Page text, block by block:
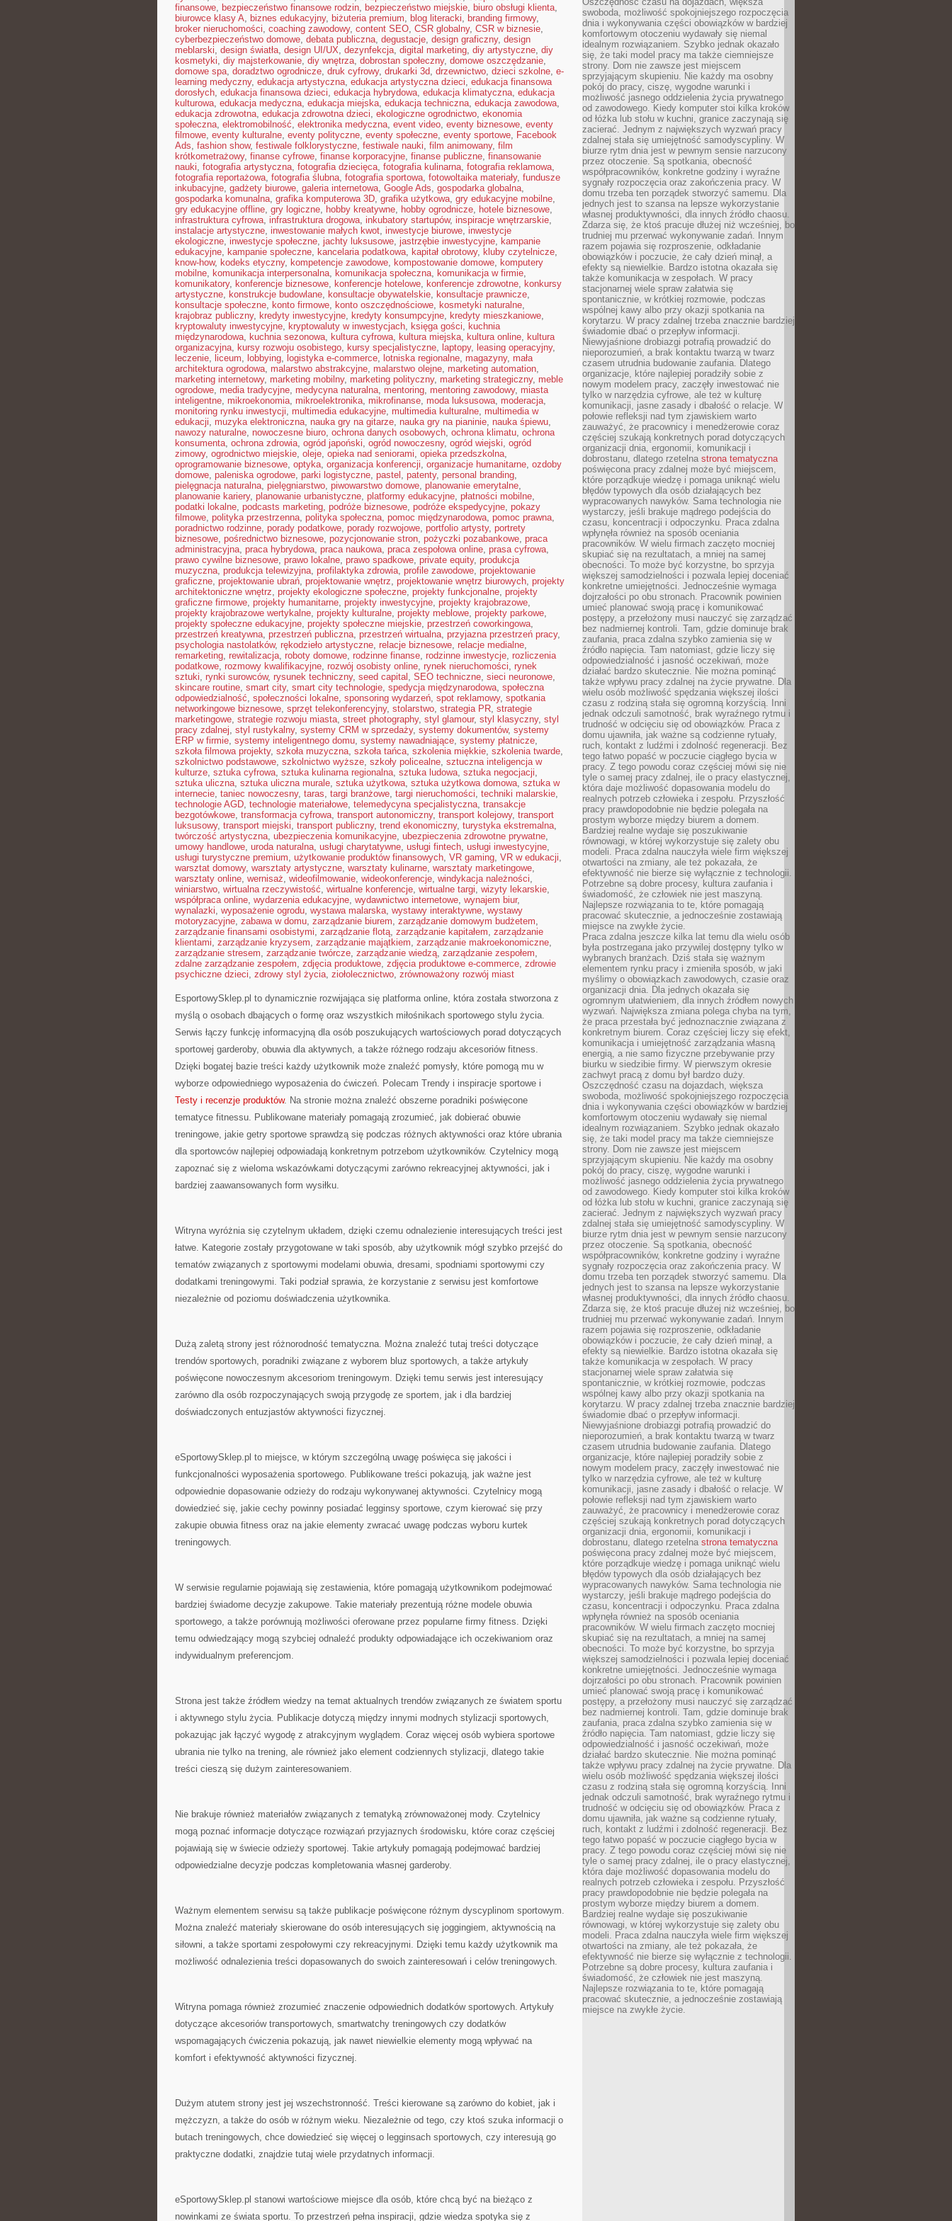
finansowe, bezpieczeństwo finansowe rodzin, bezpieczeństwo miejskie, biuro obsługi klienta,
biurowce klasy A, biznes edukacyjny, biżuteria premium, blog literacki, branding firmowy,
broker nieruchomości, coaching zawodowy, content SEO, CSR globalny, CSR w biznesie,
cyberbezpieczeństwo domowe, debata publiczna, degustacje, design graficzny, design
meblarski, design światła, design UI/UX, dezynfekcja, digital marketing, diy artystyczne, diy
kosmetyki, diy majsterkowanie, diy wnętrza, dobrostan społeczny, domowe oszczędzanie,
domowe spa, doradztwo ogrodnicze, druk cyfrowy, drukarki 3d, drzewnictwo, dzieci szkolne, e-
learning medyczny, edukacja artystyczna, edukacja artystyczna dzieci, edukacja finansowa
dorosłych, edukacja finansowa dzieci, edukacja hybrydowa, edukacja klimatyczna, edukacja
kulturowa, edukacja medyczna, edukacja miejska, edukacja techniczna, edukacja zawodowa,
edukacja zdrowotna, edukacja zdrowotna dzieci, ekologiczne ogrodnictwo, ekonomia
społeczna, elektromobilność, elektronika medyczna, event video, eventy biznesowe, eventy
filmowe, eventy kulturalne, eventy polityczne, eventy społeczne, eventy sportowe, Facebook
Ads, fashion show, festiwale folklorystyczne, festiwale nauki, film animowany, film
krótkometrażowy, finanse cyfrowe, finanse korporacyjne, finanse publiczne, finansowanie
nauki, fotografia artystyczna, fotografia dziecięca, fotografia kulinarna, fotografia reklamowa,
fotografia reportażowa, fotografia ślubna, fotografia sportowa, fotowoltaika materiały, fundusze
inkubacyjne, gadżety biurowe, galeria internetowa, Google Ads, gospodarka globalna,
gospodarka komunalna, grafika komputerowa 3D, grafika użytkowa, gry edukacyjne mobilne,
gry edukacyjne offline, gry logiczne, hobby kreatywne, hobby ogrodnicze, hotele biznesowe,
infrastruktura cyfrowa, infrastruktura drogowa, inkubatory startupów, inspiracje wnętrzarskie,
instalacje artystyczne, inwestowanie małych kwot, inwestycje biurowe, inwestycje
ekologiczne, inwestycje społeczne, jachty luksusowe, jastrzębie inwestycyjne, kampanie
edukacyjne, kampanie społeczne, kancelaria podatkowa, kapitał obrotowy, kluby czytelnicze,
know-how, kodeks etyczny, kompetencje zawodowe, kompostowanie domowe, komputery
mobilne, komunikacja interpersonalna, komunikacja społeczna, komunikacja w firmie,
komunikatory, konferencje biznesowe, konferencje hotelowe, konferencje zdrowotne, konkursy
artystyczne, konstrukcje budowlane, konsultacje obywatelskie, konsultacje prawnicze,
konsultacje społeczne, konto firmowe, konto oszczędnościowe, kosmetyki naturalne,
krajobraz publiczny, kredyty inwestycyjne, kredyty konsumpcyjne, kredyty mieszkaniowe,
kryptowaluty inwestycyjne, kryptowaluty w inwestycjach, księga gości, kuchnia
międzynarodowa, kuchnia sezonowa, kultura cyfrowa, kultura miejska, kultura online, kultura
organizacyjna, kursy rozwoju osobistego, kursy specjalistyczne, laptopy, leasing operacyjny,
leczenie, liceum, lobbying, logistyka e-commerce, lotniska regionalne, magazyny, mała
architektura ogrodowa, malarstwo abstrakcyjne, malarstwo olejne, marketing automation,
marketing internetowy, marketing mobilny, marketing polityczny, marketing strategiczny, meble
ogrodowe, media tradycyjne, medycyna naturalna, mentoring, mentoring zawodowy, miasta
inteligentne, mikroekonomia, mikroelektronika, mikrofinanse, moda luksusowa, moderacja,
monitoring rynku inwestycji, multimedia edukacyjne, multimedia kulturalne, multimedia w
edukacji, muzyka elektroniczna, nauka gry na gitarze, nauka gry na pianinie, nauka śpiewu,
nawozy naturalne, nowoczesne biuro, ochrona danych osobowych, ochrona klimatu, ochrona
konsumenta, ochrona zdrowia, ogród japoński, ogród nowoczesny, ogród wiejski, ogród
zimowy, ogrodnictwo miejskie, oleje, opieka nad seniorami, opieka przedszkolna,
oprogramowanie biznesowe, optyka, organizacja konferencji, organizacje humanitarne, ozdoby
domowe, paleniska ogrodowe, parki logistyczne, pastel , patenty, personal branding,
pielęgnacja naturalna, pielęgniarstwo, piwowarstwo domowe, planowanie emerytalne,
planowanie kariery, planowanie urbanistyczne, platformy edukacyjne, płatności mobilne,
podatki lokalne, podcasts marketing, podróże biznesowe, podróże ekspedycyjne, pokazy
filmowe, polityka przestrzenna, polityka społeczna, pomoc międzynarodowa, pomoc prawna,
poradnictwo rodzinne, porady podatkowe, porady rozwojowe, portfolio artysty, portrety
biznesowe, pośrednictwo biznesowe, pozycjonowanie stron, pożyczki pozabankowe, praca
administracyjna, praca hybrydowa, praca naukowa, praca zespołowa online, prasa cyfrowa,
prawo cywilne biznesowe, prawo lokalne, prawo spadkowe, private equity, produkcja
muzyczna, produkcja telewizyjna, profilaktyka zdrowia, profile zawodowe, projektowanie
graficzne, projektowanie ubrań, projektowanie wnętrz, projektowanie wnętrz biurowych, projekty
architektoniczne wnętrz, projekty ekologiczne społeczne, projekty funkcjonalne, projekty
graficzne firmowe, projekty humanitarne, projekty inwestycyjne, projekty krajobrazowe,
projekty krajobrazowe wertykalne, projekty kulturalne, projekty meblowe, projekty parkowe,
projekty społeczne edukacyjne, projekty społeczne miejskie, przestrzeń coworkingowa,
przestrzeń kreatywna, przestrzeń publiczna, przestrzeń wirtualna, przyjazna przestrzeń pracy,
psychologia nastolatków, rękodzieło artystyczne, relacje biznesowe, relacje medialne,
remarketing, rewitalizacja, roboty domowe, rodzinne finanse, rodzinne inwestycje, rozliczenia
podatkowe, rozmowy kwalifikacyjne, rozwój osobisty online, rynek nieruchomości, rynek
sztuki, rynki surowców, rysunek techniczny, seed capital , SEO techniczne, sieci neuronowe,
skincare routine, smart city, smart city technologie, spedycja międzynarodowa, społeczna
odpowiedzialność, społeczności lokalne, sponsoring wydarzeń, spot reklamowy, spotkania
networkingowe biznesowe, sprzęt telekonferencyjny, stolarstwo, strategia PR, strategie
marketingowe, strategie rozwoju miasta, street photography, styl glamour, styl klasyczny, styl
pracy zdalnej, styl rustykalny, systemy CRM w sprzedaży, systemy dokumentów, systemy
ERP w firmie, systemy inteligentnego domu, systemy nawadniające, systemy płatnicze,
szkoła filmowa projekty, szkoła muzyczna, szkoła tańca, szkolenia miękkie, szkolenia twarde,
szkolnictwo podstawowe, szkolnictwo wyższe, szkoły policealne, sztuczna inteligencja w
kulturze, sztuka cyfrowa, sztuka kulinarna regionalna, sztuka ludowa, sztuka negocjacji,
sztuka uliczna, sztuka uliczna murale, sztuka użytkowa, sztuka użytkowa domowa, sztuka w
internecie, taniec nowoczesny, taras, targi branżowe, targi nieruchomości, techniki malarskie,
technologie AGD, technologie materiałowe, telemedycyna specjalistyczna, transakcje
bezgotówkowe, transformacja cyfrowa, transport autonomiczny, transport kolejowy, transport
luksusowy, transport miejski, transport publiczny, trend ekonomiczny, turystyka ekstremalna,
twórczość artystyczna, ubezpieczenia komunikacyjne, ubezpieczenia zdrowotne prywatne,
umowy handlowe, uroda naturalna, usługi charytatywne, usługi fintech, usługi inwestycyjne,
usługi turystyczne premium, użytkowanie produktów finansowych, VR gaming, VR w edukacji,
warsztat domowy, warsztaty artystyczne, warsztaty kulinarne, warsztaty marketingowe,
warsztaty online, wernisaż, wideofilmowanie, wideokonferencje, windykacja należności,
winiarstwo, wirtualna rzeczywistość, wirtualne konferencje, wirtualne targi, wizyty lekarskie,
współpraca online, wydarzenia edukacyjne, wydawnictwo internetowe, wynajem biur,
wynalazki, wyposażenie ogrodu, wystawa malarska, wystawy interaktywne, wystawy
motoryzacyjne, zabawa w domu, zarządzanie biurem, zarządzanie domowym budżetem,
zarządzanie finansami osobistymi, zarządzanie flotą, zarządzanie kapitałem, zarządzanie
klientami, zarządzanie kryzysem, zarządzanie majątkiem, zarządzanie makroekonomiczne,
zarządzanie stresem, zarządzanie twórcze, zarządzanie wiedzą, zarządzanie zespołem,
zdalne zarządzanie zespołem, zdjęcia produktowe, zdjęcia produktowe e-commerce, zdrowie
psychiczne dzieci, zdrowy styl życia, ziołolecznictwo, zrównoważony rozwój miast
EsportowySklep.pl to dynamicznie rozwijająca się platforma online, która została stworzona z
myślą o osobach dbających o formę oraz wszystkich miłośnikach sportowego stylu życia.
Serwis łączy funkcję informacyjną dla osób poszukujących wartościowych porad dotyczących
sportowej garderoby, obuwia dla aktywnych, a także różnego rodzaju akcesoriów fitness.
Dzięki bogatej bazie treści każdy użytkownik może znaleźć pomysły, które pomogą mu w
wyborze odpowiedniego wyposażenia do ćwiczeń. Polecam Trendy i inspiracje sportowe i
Testy i recenzje produktów. Na stronie można znaleźć obszerne poradniki poświęcone
tematyce fitnessu. Publikowane materiały pomagają zrozumieć, jak dobierać obuwie
treningowe, jakie getry sportowe sprawdzą się podczas różnych aktywności oraz które ubrania
dla sportowców najlepiej odpowiadają konkretnym potrzebom użytkowników. Czytelnicy mogą
zapoznać się z wieloma wskazówkami dotyczącymi zarówno rekreacyjnej aktywności, jak i
bardziej zaawansowanych form wysiłku.
Witryna wyróżnia się czytelnym układem, dzięki czemu odnalezienie interesujących treści jest
łatwe. Kategorie zostały przygotowane w taki sposób, aby użytkownik mógł szybko przejść do
tematów związanych z sportowymi modelami obuwia, dresami, spodniami sportowymi czy
dodatkami treningowymi. Taki podział sprawia, że korzystanie z serwisu jest komfortowe
niezależnie od poziomu doświadczenia użytkownika.
Dużą zaletą strony jest różnorodność tematyczna. Można znaleźć tutaj treści dotyczące
trendów sportowych, poradniki związane z wyborem bluz sportowych, a także artykuły
poświęcone nowoczesnym akcesoriom treningowym. Dzięki temu serwis jest interesujący
zarówno dla osób rozpoczynających swoją przygodę ze sportem, jak i dla bardziej
doświadczonych entuzjastów aktywności fizycznej.
eSportowySklep.pl to miejsce, w którym szczególną uwagę poświęca się jakości i
funkcjonalności wyposażenia sportowego. Publikowane treści pokazują, jak ważne jest
odpowiednie dopasowanie odzieży do rodzaju wykonywanej aktywności. Czytelnicy mogą
dowiedzieć się, jakie cechy powinny posiadać legginsy sportowe, czym kierować się przy
zakupie obuwia fitness oraz na jakie elementy zwracać uwagę podczas wyboru kurtek
treningowych.
W serwisie regularnie pojawiają się zestawienia, które pomagają użytkownikom podejmować
bardziej świadome decyzje zakupowe. Takie materiały prezentują różne modele obuwia
sportowego, a także porównują możliwości oferowane przez popularne firmy fitness. Dzięki
temu odwiedzający mogą szybciej odnaleźć produkty odpowiadające ich oczekiwaniom oraz
indywidualnym preferencjom.
Strona jest także źródłem wiedzy na temat aktualnych trendów związanych ze światem sportu
i aktywnego stylu życia. Publikacje dotyczą między innymi modnych stylizacji sportowych,
pokazując jak łączyć wygodę z atrakcyjnym wyglądem. Coraz więcej osób wybiera sportowe
ubrania nie tylko na trening, ale również jako element codziennych stylizacji, dlatego takie
treści cieszą się dużym zainteresowaniem.
Nie brakuje również materiałów związanych z tematyką zrównoważonej mody. Czytelnicy
mogą poznać informacje dotyczące rozwiązań przyjaznych środowisku, które coraz częściej
pojawiają się w świecie odzieży sportowej. Takie artykuły pomagają podejmować bardziej
odpowiedzialne decyzje podczas kompletowania własnej garderoby.
Ważnym elementem serwisu są także publikacje poświęcone różnym dyscyplinom sportowym.
Można znaleźć materiały skierowane do osób interesujących się joggingiem, aktywnością na
siłowni, a także sportami zespołowymi czy rekreacyjnymi. Dzięki temu każdy użytkownik ma
możliwość odnalezienia treści dopasowanych do swoich zainteresowań i celów treningowych.
Witryna pomaga również zrozumieć znaczenie odpowiednich dodatków sportowych. Artykuły
dotyczące akcesoriów transportowych, smartwatchy treningowych czy dodatków
wspomagających ćwiczenia pokazują, jak nawet niewielkie elementy mogą wpływać na
komfort i efektywność aktywności fizycznej.
Dużym atutem strony jest jej wszechstronność. Treści kierowane są zarówno do kobiet, jak i
mężczyzn, a także do osób w różnym wieku. Niezależnie od tego, czy ktoś szuka informacji o
butach treningowych, chce dowiedzieć się więcej o legginsach sportowych, czy interesują go
praktyczne dodatki, znajdzie tutaj wiele przydatnych informacji.
eSportowySklep.pl stanowi wartościowe miejsce dla osób, które chcą być na bieżąco z
nowinkami ze świata sportu. To przestrzeń pełna inspiracji, gdzie wiedza spotyka się z
swoboda, możliwość spokojniejszego rozpoczęcia
dnia i wykonywania części obowiązków w bardziej
komfortowym otoczeniu wydawały się niemal
idealnym rozwiązaniem. Szybko jednak okazało
się, że taki model pracy ma także ciemniejsze
strony. Dom nie zawsze jest miejscem
sprzyjającym skupieniu. Nie każdy ma osobny
pokój do pracy, ciszę, wygodne warunki i
możliwość jasnego oddzielenia życia prywatnego
od zawodowego. Kiedy komputer stoi kilka kroków
od łóżka lub stołu w kuchni, granice zaczynają się
zacierać. Jednym z największych wyzwań pracy
zdalnej stała się umiejętność samodyscypliny. W
biurze rytm dnia jest w pewnym sensie narzucony
przez otoczenie. Są spotkania, obecność
współpracowników, konkretne godziny i wyraźne
sygnały rozpoczęcia oraz zakończenia pracy. W
domu trzeba ten porządek stworzyć samemu. Dla
jednych jest to szansa na lepsze wykorzystanie
własnej produktywności, dla innych źródło chaosu.
Zdarza się, że ktoś pracuje dłużej niż wcześniej, bo
trudniej mu przerwać wykonywanie zadań. Innym
razem pojawia się rozproszenie, odkładanie
obowiązków i poczucie, że cały dzień minął, a
efekty są niewielkie. Bardzo istotna okazała się
także komunikacja w zespołach. W pracy
stacjonarnej wiele spraw załatwia się
spontanicznie, w krótkiej rozmowie, podczas
wspólnej kawy albo przy okazji spotkania na
korytarzu. W pracy zdalnej trzeba znacznie bardziej
świadomie dbać o przepływ informacji.
Niewyjaśnione drobiazgi potrafią prowadzić do
nieporozumień, a brak kontaktu twarzą w twarz
czasem utrudnia budowanie zaufania. Dlatego
organizacje, które najlepiej poradziły sobie z
nowym modelem pracy, zaczęły inwestować nie
tylko w narzędzia cyfrowe, ale też w kulturę
komunikacji, jasne zasady i dbałość o relacje. W
połowie refleksji nad tym zjawiskiem warto
zauważyć, że pracownicy i menedżerowie coraz
częściej szukają konkretnych porad dotyczących
organizacji dnia, ergonomii, komunikacji i
dobrostanu, dlatego rzetelna strona tematyczna
poświęcona pracy zdalnej może być miejscem,
które porządkuje wiedzę i pomaga uniknąć wielu
błędów typowych dla osób działających bez
wypracowanych nawyków. Sama technologia nie
wystarczy, jeśli brakuje mądrego podejścia do
czasu, koncentracji i odpoczynku. Praca zdalna
wpłynęła również na sposób oceniania
pracowników. W wielu firmach zaczęto mocniej
skupiać się na rezultatach, a mniej na samej
obecności. To może być korzystne, bo sprzyja
większej samodzielności i pozwala lepiej doceniać
konkretne umiejętności. Jednocześnie wymaga
dojrzałości po obu stronach. Pracownik powinien
umieć planować swoją pracę i komunikować
postępy, a przełożony musi nauczyć się zarządzać
bez nadmiernej kontroli. Tam, gdzie dominuje brak
zaufania, praca zdalna szybko zamienia się w
źródło napięcia. Tam natomiast, gdzie liczy się
odpowiedzialność i jasność oczekiwań, może
działać bardzo skutecznie. Nie można pominąć
także wpływu pracy zdalnej na życie prywatne. Dla
wielu osób możliwość spędzania większej ilości
czasu z rodziną stała się ogromną korzyścią. Inni
jednak odczuli samotność, brak wyraźnego rytmu i
trudność w odcięciu się od obowiązków. Praca z
domu ujawniła, jak ważne są codzienne rytuały,
ruch, kontakt z ludźmi i zdolność regeneracji. Bez
tego łatwo popaść w poczucie ciągłego bycia w
pracy. Z tego powodu coraz częściej mówi się nie
tyle o samej pracy zdalnej, ile o pracy elastycznej,
która daje możliwość dopasowania modelu do
realnych potrzeb człowieka i zespołu. Przyszłość
pracy prawdopodobnie nie będzie polegała na
prostym wyborze między biurem a domem.
Bardziej realne wydaje się poszukiwanie
równowagi, w której wykorzystuje się zalety obu
modeli. Praca zdalna nauczyła wiele firm większej
otwartości na zmiany, ale też pokazała, że
efektywność nie bierze się wyłącznie z technologii.
Potrzebne są dobre procesy, kultura zaufania i
świadomość, że człowiek nie jest maszyną.
Najlepsze rozwiązania to te, które pomagają
pracować skutecznie, a jednocześnie zostawiają
miejsce na zwykłe życie.
Praca zdalna jeszcze kilka lat temu dla wielu osób
była postrzegana jako przywilej dostępny tylko w
wybranych branżach. Dziś stała się ważnym
elementem rynku pracy i zmieniła sposób, w jaki
myślimy o obowiązkach zawodowych, czasie oraz
organizacji dnia. Dla jednych okazała się
ogromnym ułatwieniem, dla innych źródłem nowych
wyzwań. Największa zmiana polega chyba na tym,
że praca przestała być jednoznacznie związana z
konkretnym biurem. Coraz częściej liczy się efekt,
komunikacja i umiejętność zarządzania własną
energią, a nie samo fizyczne przebywanie przy
biurku w siedzibie firmy. W pierwszym okresie
zachwyt pracą z domu był bardzo duży.
Oszczędność czasu na dojazdach, większa
swoboda, możliwość spokojniejszego rozpoczęcia
dnia i wykonywania części obowiązków w bardziej
komfortowym otoczeniu wydawały się niemal
idealnym rozwiązaniem. Szybko jednak okazało
się, że taki model pracy ma także ciemniejsze
strony. Dom nie zawsze jest miejscem
sprzyjającym skupieniu. Nie każdy ma osobny
pokój do pracy, ciszę, wygodne warunki i
możliwość jasnego oddzielenia życia prywatnego
od zawodowego. Kiedy komputer stoi kilka kroków
od łóżka lub stołu w kuchni, granice zaczynają się
zacierać. Jednym z największych wyzwań pracy
zdalnej stała się umiejętność samodyscypliny. W
biurze rytm dnia jest w pewnym sensie narzucony
przez otoczenie. Są spotkania, obecność
współpracowników, konkretne godziny i wyraźne
sygnały rozpoczęcia oraz zakończenia pracy. W
domu trzeba ten porządek stworzyć samemu. Dla
jednych jest to szansa na lepsze wykorzystanie
własnej produktywności, dla innych źródło chaosu.
Zdarza się, że ktoś pracuje dłużej niż wcześniej, bo
trudniej mu przerwać wykonywanie zadań. Innym
razem pojawia się rozproszenie, odkładanie
obowiązków i poczucie, że cały dzień minął, a
efekty są niewielkie. Bardzo istotna okazała się
także komunikacja w zespołach. W pracy
stacjonarnej wiele spraw załatwia się
spontanicznie, w krótkiej rozmowie, podczas
wspólnej kawy albo przy okazji spotkania na
korytarzu. W pracy zdalnej trzeba znacznie bardziej
świadomie dbać o przepływ informacji.
Niewyjaśnione drobiazgi potrafią prowadzić do
nieporozumień, a brak kontaktu twarzą w twarz
czasem utrudnia budowanie zaufania. Dlatego
organizacje, które najlepiej poradziły sobie z
nowym modelem pracy, zaczęły inwestować nie
tylko w narzędzia cyfrowe, ale też w kulturę
komunikacji, jasne zasady i dbałość o relacje. W
połowie refleksji nad tym zjawiskiem warto
zauważyć, że pracownicy i menedżerowie coraz
częściej szukają konkretnych porad dotyczących
organizacji dnia, ergonomii, komunikacji i
dobrostanu, dlatego rzetelna strona tematyczna
poświęcona pracy zdalnej może być miejscem,
które porządkuje wiedzę i pomaga uniknąć wielu
błędów typowych dla osób działających bez
wypracowanych nawyków. Sama technologia nie
wystarczy, jeśli brakuje mądrego podejścia do
czasu, koncentracji i odpoczynku. Praca zdalna
wpłynęła również na sposób oceniania
pracowników. W wielu firmach zaczęto mocniej
skupiać się na rezultatach, a mniej na samej
obecności. To może być korzystne, bo sprzyja
większej samodzielności i pozwala lepiej doceniać
konkretne umiejętności. Jednocześnie wymaga
dojrzałości po obu stronach. Pracownik powinien
umieć planować swoją pracę i komunikować
postępy, a przełożony musi nauczyć się zarządzać
bez nadmiernej kontroli. Tam, gdzie dominuje brak
zaufania, praca zdalna szybko zamienia się w
źródło napięcia. Tam natomiast, gdzie liczy się
odpowiedzialność i jasność oczekiwań, może
działać bardzo skutecznie. Nie można pominąć
także wpływu pracy zdalnej na życie prywatne. Dla
wielu osób możliwość spędzania większej ilości
czasu z rodziną stała się ogromną korzyścią. Inni
jednak odczuli samotność, brak wyraźnego rytmu i
trudność w odcięciu się od obowiązków. Praca z
domu ujawniła, jak ważne są codzienne rytuały,
ruch, kontakt z ludźmi i zdolność regeneracji. Bez
tego łatwo popaść w poczucie ciągłego bycia w
pracy. Z tego powodu coraz częściej mówi się nie
tyle o samej pracy zdalnej, ile o pracy elastycznej,
która daje możliwość dopasowania modelu do
realnych potrzeb człowieka i zespołu. Przyszłość
pracy prawdopodobnie nie będzie polegała na
prostym wyborze między biurem a domem.
Bardziej realne wydaje się poszukiwanie
równowagi, w której wykorzystuje się zalety obu
modeli. Praca zdalna nauczyła wiele firm większej
otwartości na zmiany, ale też pokazała, że
efektywność nie bierze się wyłącznie z technologii.
Potrzebne są dobre procesy, kultura zaufania i
świadomość, że człowiek nie jest maszyną.
Najlepsze rozwiązania to te, które pomagają
pracować skutecznie, a jednocześnie zostawiają
miejsce na zwykłe życie.